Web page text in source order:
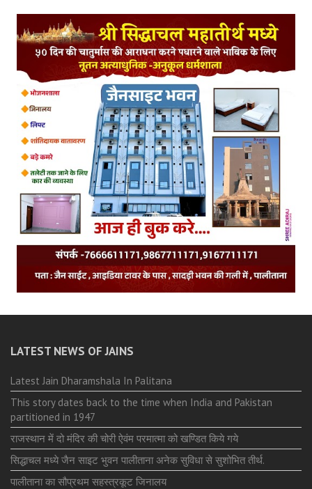
LATEST NEWS OF JAINS
Latest Jain Dharamshala In Palitana
This story dates back to the time when India and Pakistan
partitioned in 1947
राजस्थान में दो मंदिर की चोरी ऐवंम परमात्मा को खण्डित किये गये
सिद्धाचल मध्ये जैन साइट भुवन पालीताना अनेक सुविधा से सुशोभित तीर्थ.
पालीताना का सौप्रथम सहस्त्रकूट जिनालय